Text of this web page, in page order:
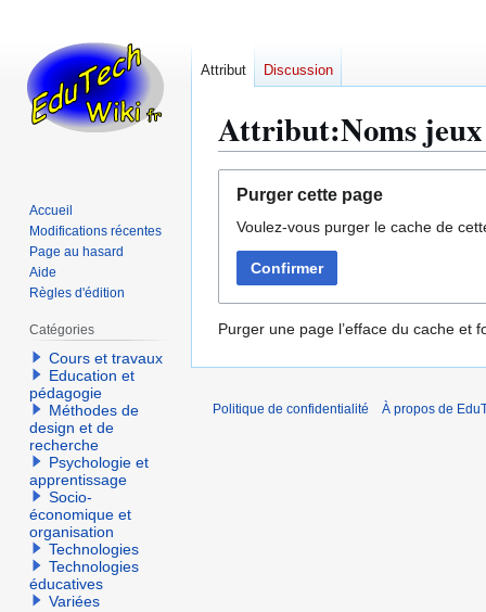
Attribut:Noms
navigation
recherche
Purger cette page
Voulez-vous purger le cache de
Confirmer
Purger une page l’efface du cache et
Attribut Discussion
Accueil
Modifications récentes
Page au hasard
Aide
Règles d'édition
Catégories
Cours et travaux
Education et
pédagogie
Méthodes de
design et de
recherche
Psychologie et
apprentissage
Socio-
économique et
organisation
Technologies
Technologies
éducatives
Variées
Politique de confidentialité À propos de